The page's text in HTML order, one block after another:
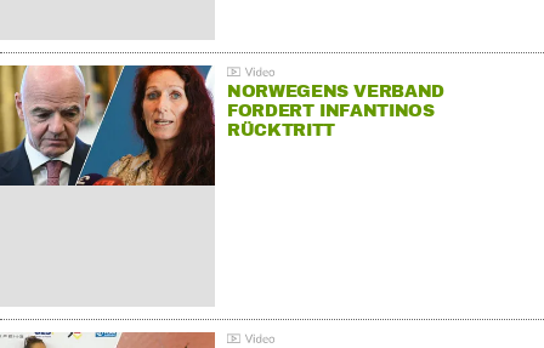
NORWEGENS VERBAND
FORDERT INFANTINOS
RÜCKTRITT